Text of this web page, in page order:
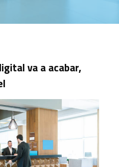
va a acabar,